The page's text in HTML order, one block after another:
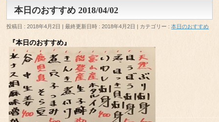
本日のおすすめ 2018/04/02
投稿日 : 2018年4月2日 最終更新日時 : 2018年4月2日 カテゴリー :本日のおすすめ
『本日のおすすめ』